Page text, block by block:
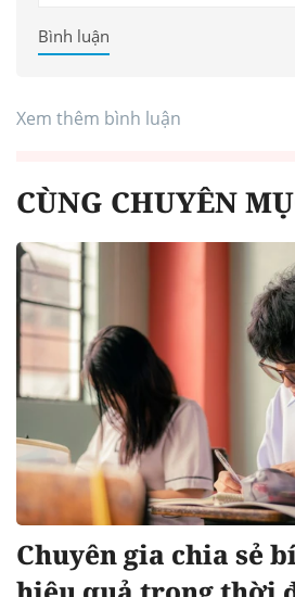
Bình luận
Xem thêm bình luận
CÙNG CHUYÊN
Chuyên gia chia sẻ